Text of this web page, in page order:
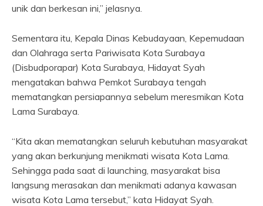
unik dan berkesan ini,” jelasnya.
Sementara itu, Kepala Dinas Kebudayaan, Kepemudaan
dan Olahraga serta Pariwisata Kota Surabaya
(Disbudporapar) Kota Surabaya, Hidayat Syah
mengatakan bahwa Pemkot Surabaya tengah
mematangkan persiapannya sebelum meresmikan Kota
Lama Surabaya.
“Kita akan mematangkan seluruh kebutuhan masyarakat
yang akan berkunjung menikmati wisata Kota Lama.
Sehingga pada saat di launching, masyarakat bisa
langsung merasakan dan menikmati adanya kawasan
wisata Kota Lama tersebut,” kata Hidayat Syah.